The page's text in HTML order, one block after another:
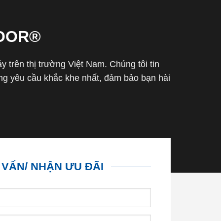
trên thị trường Việt Nam. Chúng tôi tin
yêu cầu khắc khe nhất, đảm bảo bạn hài
NHẬN ƯU ĐÃI